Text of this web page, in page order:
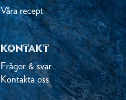
Våra recept
KONTAKT
Frågor & svar
Kontakta oss